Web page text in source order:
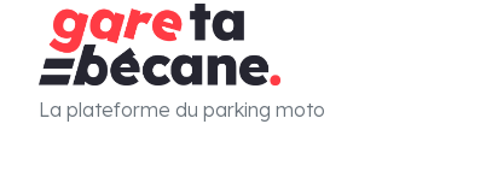
La plateforme du parking moto